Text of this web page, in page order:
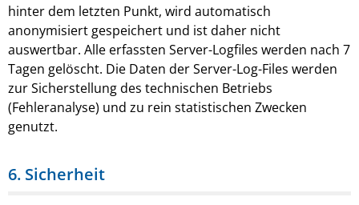
hinter dem letzten Punkt, wird automatisch
anonymisiert gespeichert und ist daher nicht
auswertbar. Alle erfassten Server-Logfiles werden nach 7
Tagen gelöscht. Die Daten der Server-Log-Files werden
zur Sicherstellung des technischen Betriebs
(Fehleranalyse) und zu rein statistischen Zwecken
genutzt.
6. Sicherheit